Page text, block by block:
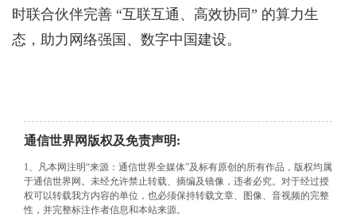
时联合伙伴完善 “互联互通、高效协同” 的算力生
态，助力网络强国、数字中国建设。
通信世界网版权及免责声明:
1、凡本网注明“来源：通信世界全媒体”及标有原创的所有作品，版权均属
于通信世界网。未经允许禁止转载、摘编及镜像，违者必究。对于经过授
权可以转载我方内容的单位，也必须保持转载文章、图像、音视频的完整
性，并完整标注作者信息和本站来源。